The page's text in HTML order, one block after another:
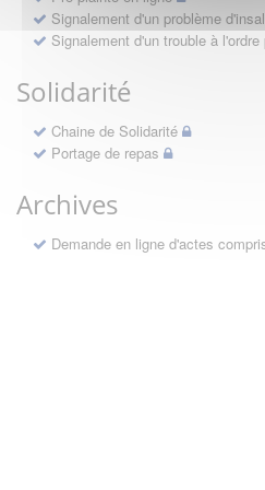
Signalement d'un problème
Signalement d'un trouble à l'ordre
Solidarité
Chaine de Solidarité
Portage de repas
Archives
Demande en ligne d'actes